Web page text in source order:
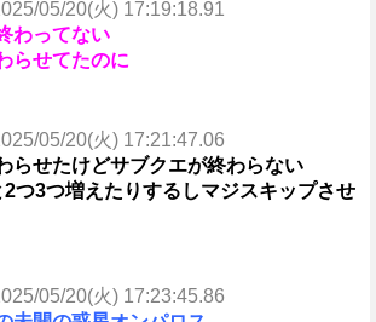
05/20(火) 17:19:18.91
わってない
らせてたのに
05/20(火) 17:21:47.06
らせたけどサブクエが終わらない
つ3つ増えたりするしマジスキップさせ
05/20(火) 17:23:45.86